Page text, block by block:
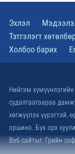
Эхлэл
Тэтгэлэгт
Холбоо барих
Нийгэм
судалгаагаараа
хөгжүүлэх үүрэгтэй,
оршино. Бүх эрх
Вэб сайтыг:Грийн